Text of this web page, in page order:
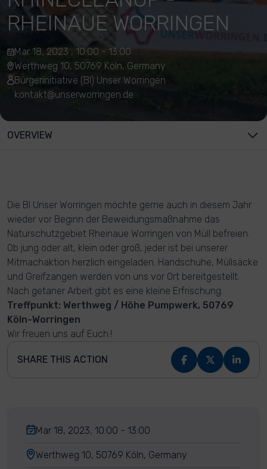
RHEINAUE WORRINGEN
Mar 18, 2023 , 10:00 - 13:00
Werthweg 10, 50769 Köln, Germany
Bürgerinitiative (BI) Unser Worringen
kontakt@unserworringen.de
OVERVIEW
Die BI Unser Worringen möchte gerne auch in diesem Jahr
wieder vor Beginn der Beweidungsmaßnahme das
Naturschutzgebiet Rheinaue Worringen von Müll befreien.
Ob jung oder alt, klein oder groß, jeder ist bei unserer
Mitmachaktion herzlich eingeladen. Handschuhe, Müllsäcke
und Greifzangen werden von uns vor Ort bereitgestellt.
Nach getaner Arbeit gibt es eine kleine Erfrischung.
Treffpunkt: Werthweg / Höhe Pumpwerk, 50769
Köln-Worringen
Wir freuen uns auf Euch.!
SHARE THIS ACTION
Mar 18, 2023, 10:00 - 13:00
Werthweg 10, 50769 Köln, Germany